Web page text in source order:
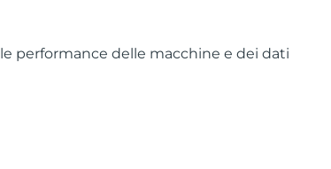
performance delle macchine e dei dati